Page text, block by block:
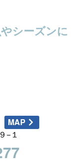
シーズンに
MAP
−１